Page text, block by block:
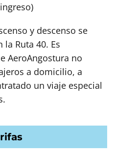
y descenso se
Ruta 40. Es
AeroAngostura no
a domicilio, a
un viaje especial